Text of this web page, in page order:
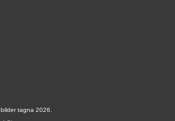
tagna 2026.